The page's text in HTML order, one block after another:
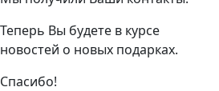
Теперь Вы будете в курсе
новостей о новых подарках.
Спасибо!